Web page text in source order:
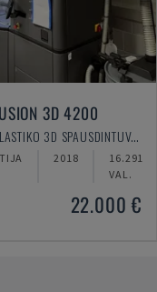
3D 4200
HP - PLASTIKO 3D SPAUSDINTUVAS
2018
16.291
VAL.
22.000 €